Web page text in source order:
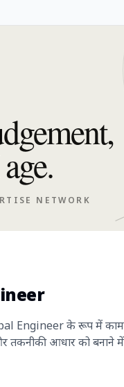
NETWORK
Engineer के रूप में काम
तकनीकी आधार को बनाने